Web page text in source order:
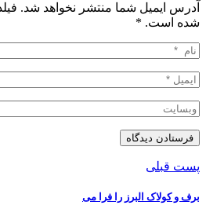
آدرس ایمیل شما منتشر نخواهد شد.
شده است. *
پست قبلی
️برف و کولاک البرز را فرا می‌